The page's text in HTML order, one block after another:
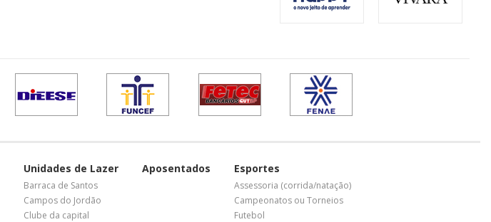
Unidades de Lazer
Barraca de Santos
Campos do Jordão
Clube da capital
Aposentados Esportes
Assessoria (corrida/natação)
Campeonatos ou Torneios
Futebol